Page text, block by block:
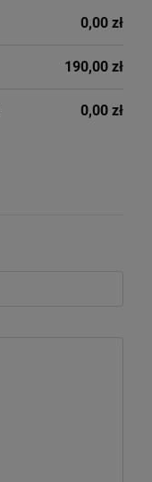
0,00 zł
190,00 zł
0,00 zł